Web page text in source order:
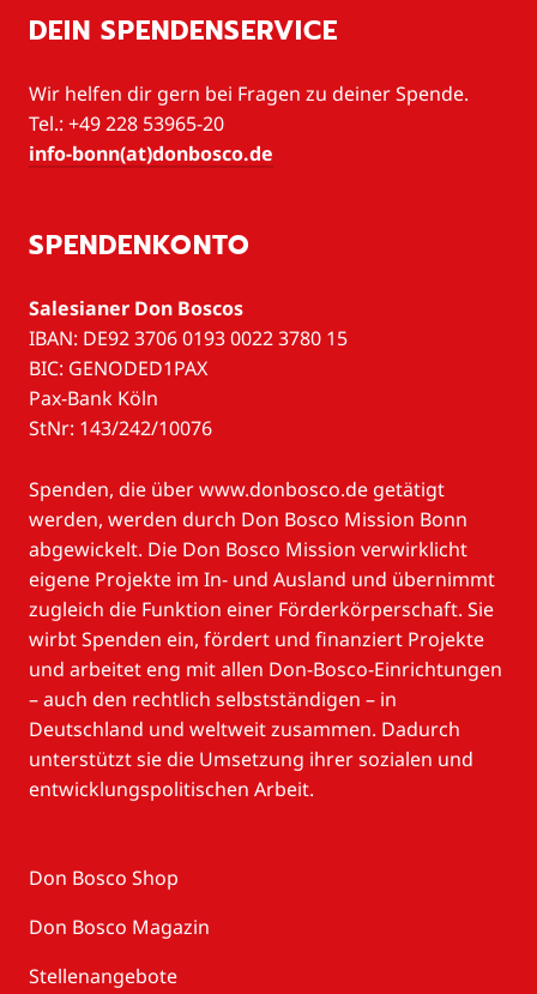
DEIN SPENDENSERVICE
Wir helfen dir gern bei Fragen zu deiner Spende.
Tel.: +49 228 53965-20
info-bonn(at)donbosco.de
SPENDENKONTO
Salesianer Don Boscos
IBAN: DE92 3706 0193 0022 3780 15
BIC: GENODED1PAX
Pax-Bank Köln
StNr: 143/242/10076
Spenden, die über www.donbosco.de getätigt
werden, werden durch Don Bosco Mission Bonn
abgewickelt. Die Don Bosco Mission verwirklicht
eigene Projekte im In- und Ausland und übernimmt
zugleich die Funktion einer Förderkörperschaft. Sie
wirbt Spenden ein, fördert und finanziert Projekte
und arbeitet eng mit allen Don-Bosco-Einrichtungen
– auch den rechtlich selbstständigen – in
Deutschland und weltweit zusammen. Dadurch
unterstützt sie die Umsetzung ihrer sozialen und
entwicklungspolitischen Arbeit.
Don Bosco Shop
Don Bosco Magazin
Stellenangebote